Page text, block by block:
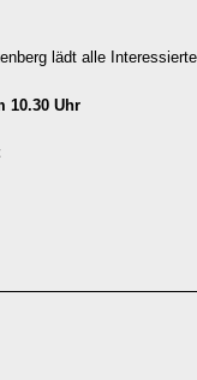
lädt alle
10.30 Uhr